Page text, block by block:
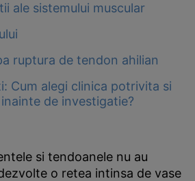
ale sistemului muscular
ruptura de tendon ahilian
Cum alegi clinica potrivita si
de investigatie?
si tendoanele nu au
o retea intinsa de vase